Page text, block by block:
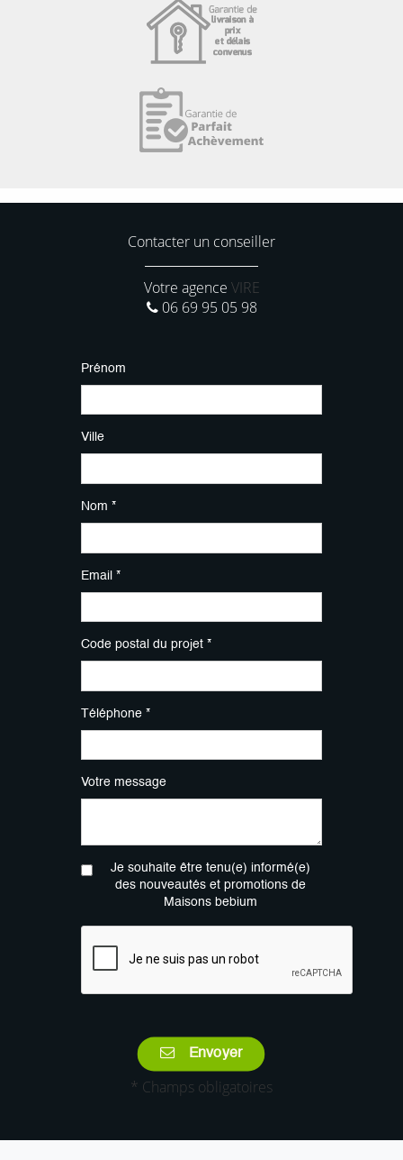
Contacter un conseiller
Votre agence VIRE
06 69 95 05 98
Prénom
Ville
Nom *
Email *
Code postal du projet *
Téléphone *
Votre message
Je souhaite être tenu(e) informé(e)
des nouveautés et promotions de
Maisons bebium
Envoyer
* Champs obligatoires